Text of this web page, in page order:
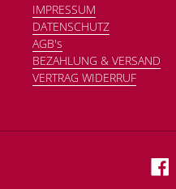
IMPRESSUM
DATENSCHUTZ
AGB's
BEZAHLUNG & VERSAND
VERTRAG WIDERRUF